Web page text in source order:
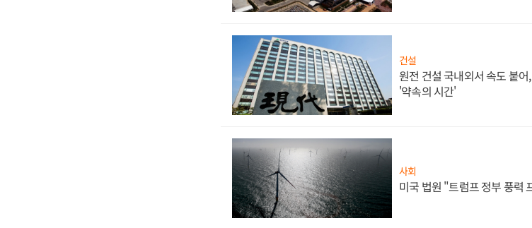
건설
원전 건설 국내외서 속도 붙
'약속의 시간'
사회
미국 법원 "트럼프 정부 풍력